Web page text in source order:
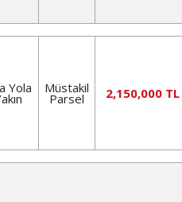
Yola Müstakil
Parsel 2,150,000 TL